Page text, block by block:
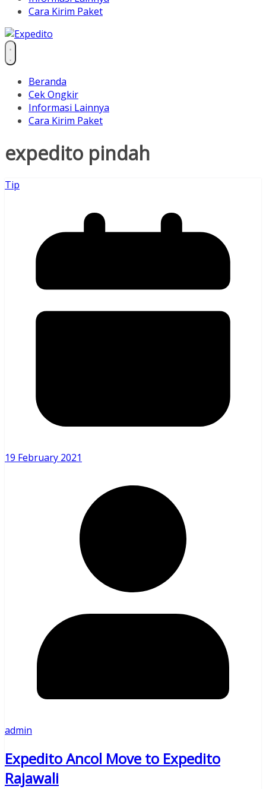
Cara Kirim Paket
Beranda
Cek Ongkir
Informasi Lainnya
Cara Kirim Paket
expedito pindah
Tip
19 February 2021
admin
Expedito Ancol Move to Expedito
Rajawali